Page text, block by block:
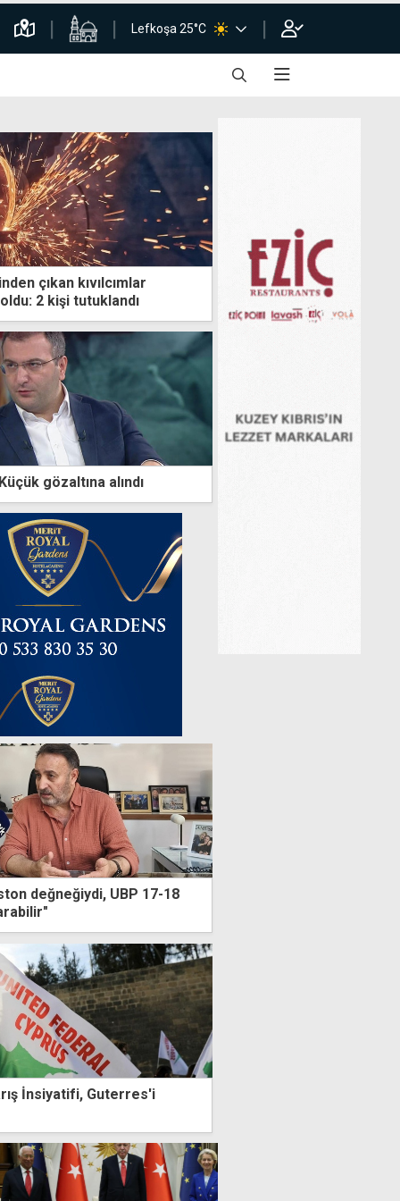
Lefkoşa 25°C
çıkan kıvılcımlar
2 kişi tutuklandı
gözaltına alındı
değneğiydi, UBP 17-18
İnsiyatifi, Guterres'i